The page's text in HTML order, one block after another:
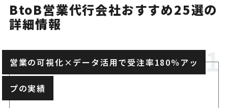
ambient
専属スタッフのテレアポと徹
セカツク 成果報酬型支援で商談を創出
BtoB営業代行会社おすすめ25選の
詳細情報
営業の可視化×データ活用で受注率180%アッ
プの実績